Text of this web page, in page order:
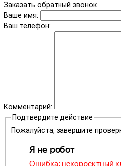
Заказать обратный звонок
Ваше имя:
Ваш телефон:
Комментарий:
Подтвердите действие
Пожалуйста, завершите